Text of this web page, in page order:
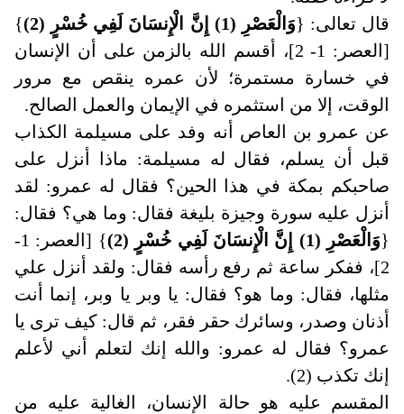
قال تعالى:
{وَالْعَصْرِ (1) إِنَّ الْإِنسَانَ لَفِي خُسْرٍ (2)
}
[العصر: 1- 2]، أقسم الله بالزمن على أن الإنسان
في خسارة مستمرة؛ لأن عمره ينقص مع مرور
الوقت، إلا من استثمره في الإيمان والعمل الصالح.
عن عمرو بن العاص أنه وفد على مسيلمة الكذاب
قبل أن يسلم، فقال له مسيلمة: ماذا أنزل على
صاحبكم بمكة في هذا الحين؟ فقال له عمرو: لقد
أنزل عليه سورة وجيزة بليغة فقال: وما هي؟ فقال:
{وَالْعَصْرِ (1) إِنَّ الْإِنسَانَ لَفِي خُسْرٍ (2)
} [العصر: 1-
2]، ففكر ساعة ثم رفع رأسه فقال: ولقد أنزل علي
مثلها، فقال: وما هو؟ فقال: يا وبر يا وبر، إنما أنت
أذنان وصدر، وسائرك حقر فقر، ثم قال: كيف ترى يا
عمرو؟ فقال له عمرو: والله إنك لتعلم أني لأعلم
إنك تكذب (2).
المقسم عليه هو حالة الإنسان، الغالية عليه من